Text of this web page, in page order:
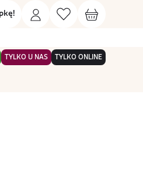
TYLKO U NAS TYLKO ONLINE